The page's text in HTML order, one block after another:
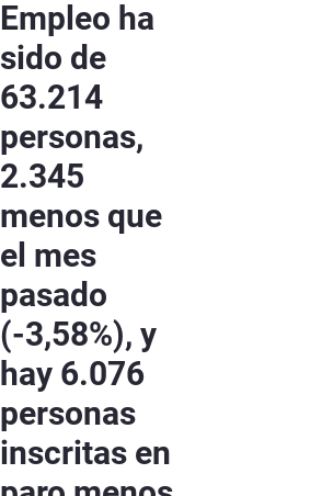
Empleo ha
sido de
63.214
personas,
2.345
menos que
el mes
pasado
(-3,58%), y
hay 6.076
personas
inscritas en